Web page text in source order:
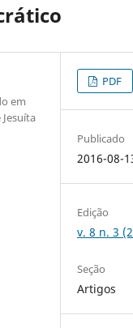
em
PDF
Publicado
2016-08-
Edição
v. 8 n. 3
Seção
Artigos